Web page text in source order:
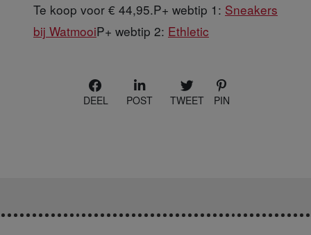
Te koop voor € 44,95.P+ webtip 1: Sneakers
bij WatmooiP+ webtip 2: Ethletic
DEEL POST TWEET PIN